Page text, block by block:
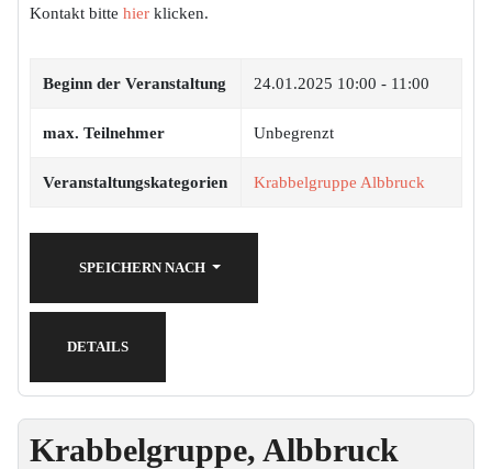
Kontakt bitte hier klicken.
Beginn der Veranstaltung 24.01.2025 10:00 - 11:00
max. Teilnehmer Unbegrenzt
Veranstaltungskategorien Krabbelgruppe Albbruck
SPEICHERN NACH
DETAILS
Krabbelgruppe, Albbruck